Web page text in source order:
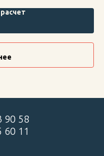
90 58
60 11